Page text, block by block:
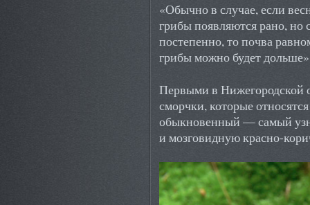
«Обычно в случае, если
грибы появляются рано, но
постепенно, то почва
грибы можно будет
Первыми в Нижегородской
сморчки, которые
обыкновенный — самый
и мозговидную красно-